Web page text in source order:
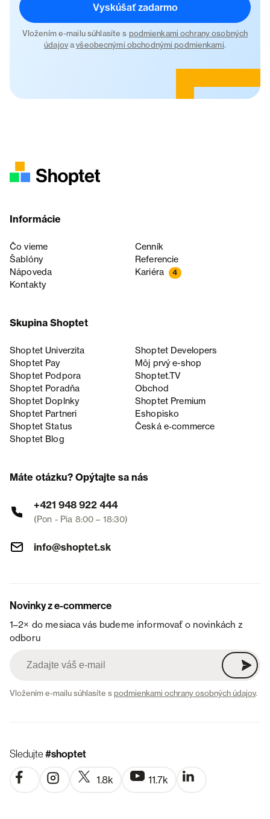
Vyskúšať zadarmo
Vložením e-mailu súhlasíte s podmienkami ochrany osobných
údajovavšeobecnými obchodnými podmienkami.
Informácie
Čo vieme
Cenník
Šablóny
Referencie
Nápoveda
Kariéra 4
Kontakty
Skupina Shoptet
Shoptet Univerzita
Shoptet Developers
Shoptet Pay
Môj prvý e-shop
Shoptet Podpora
Shoptet.TV
Shoptet Poradňa
Obchod
Shoptet Doplnky
Shoptet Premium
Shoptet Partneri
Eshopisko
Shoptet Status
Česká e‑commerce
Shoptet Blog
Máte otázku? Opýtajte sa nás
+421 948 922 444
(Pon - Pia 8:00 – 18:30)
info@shoptet.sk
Novinky z e-commerce
1–2× do mesiaca vás budeme informovať o novinkách z
odboru
Vložením e-mailu súhlasíte spodmienkami ochrany osobných údajov.
Sledujte#shoptet
1.8k 11.7k